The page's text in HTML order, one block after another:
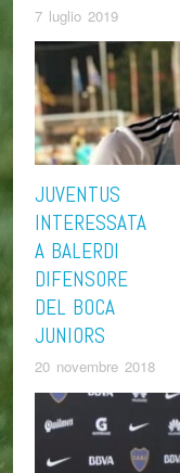
7 luglio 2019
JUVENTUS
INTERESSATA
A BALERDI
DIFENSORE
DEL BOCA
JUNIORS
20 novembre 2018